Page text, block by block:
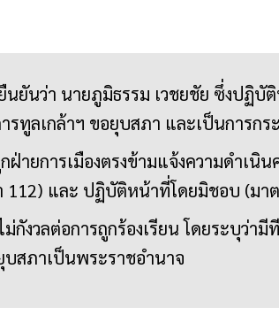
นยันว่า นายภูมิธรรม เวชยชัย ซึ่งปฏิ
รทูลเกล้าฯ ขอยุบสภา และเป็นการก
ฝ่ายการเมืองตรงข้ามแจ้งความดำเนิ
112) และ ปฏิบัติหน้าที่โดยมิชอบ (มา
กังวลต่อการถูกร้องเรียน โดยระบุว่า
บสภาเป็นพระราชอำนาจ